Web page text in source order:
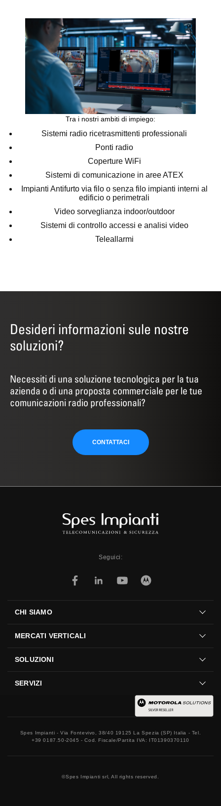
Tra i nostri ambiti di impiego:
Sistemi radio ricetrasmittenti professionali
Ponti radio
Coperture WiFi
Sistemi di comunicazione in aree ATEX
Impianti Antifurto via filo o senza filo impianti interni al
edificio o perimetrali
Video sorveglianza indoor/outdoor
Sistemi di controllo accessi e analisi video
Teleallarmi
Desideri informazioni sule nostre
soluzioni?
Necessiti di una soluzione tecnologica per la tua
azienda o di una proposta commerciale per le tue
comunicazioni radio professionali?
CONTATTACI
Seguici:
CHI SIAMO
MERCATI VERTICALI
SOLUZIONI
SERVIZI
Spes Impianti - Via Fontevivo, 38/40 19125 La Spezia (SP) Italia - Tel.
+39 0187.50-2045 - Cod. Fiscale/Partita IVA: IT01390370110
©Spes Impianti srl, All rights reserved.